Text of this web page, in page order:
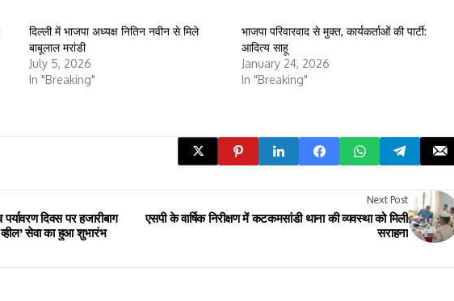
दिल्ली में भाजपा अध्यक्ष नितिन नवीन से मिले
बाबूलाल मरांडी
July 5, 2026
In "Breaking"
भाजपा परिवारवाद से मुक्त, कार्यकर्ताओं की पार्टी:
आदित्य साहू
January 24, 2026
In "Breaking"
दिवस पर हजारीबाग
सेवा का हुआ शुभारंभ
Next Post
एसपी के वार्षिक निरीक्षण में कटकमसांडी थाना की व्यवस्था को मिली
सराहना